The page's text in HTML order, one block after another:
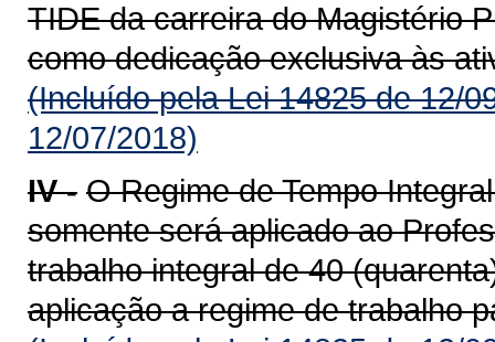
TIDE da carreira do Magistério
como dedicação exclusiva às
(Incluído pela Lei 14825 de 12/
12/07/2018)
IV - O Regime de Tempo
somente será aplicado ao
trabalho integral de 40
aplicação a regime de trabalho